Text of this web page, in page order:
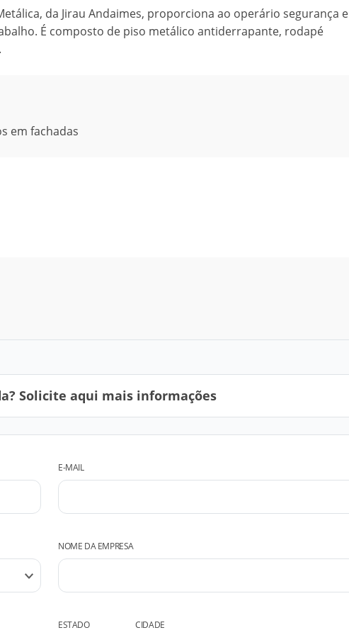
da Jirau Andaimes, proporciona ao operário segurança e
É composto de piso metálico antiderrapante, rodapé
em fachadas
Solicite aqui mais informações
E-MAIL
NOME DA EMPRESA
ESTADO CIDADE